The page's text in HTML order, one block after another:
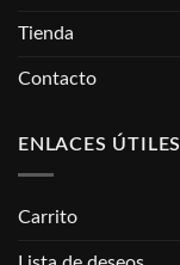
Tienda
Contacto
ENLACES ÚTILES
Carrito